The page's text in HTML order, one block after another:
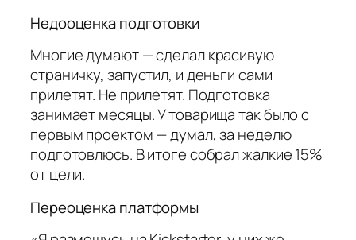
Недооценка подготовки
Многие думают — сделал красивую
страничку, запустил, и деньги сами
прилетят. Не прилетят. Подготовка
занимает месяцы. У товарища так было с
первым проектом — думал, за неделю
подготовлюсь. В итоге собрал жалкие 15%
от цели.
Переоценка платформы